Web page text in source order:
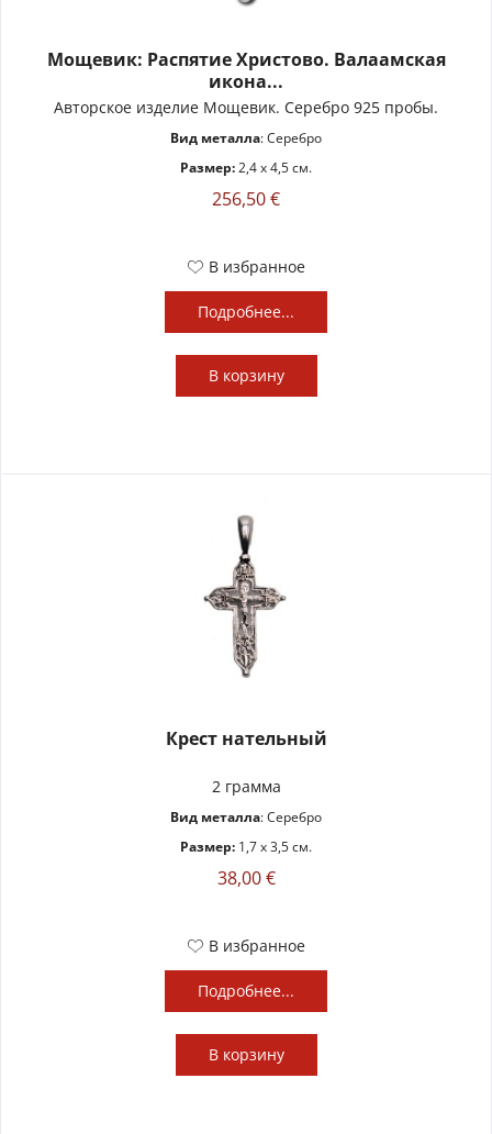
Мощевик: Распятие Христово. Валаамская
икона...
Авторское изделие Мощевик. Серебро 925 пробы.
Вид металла: Серебро
Размер:2,4 x 4,5 см.
256,50 €
В избранное
Подробнее...
В корзину
Крест нательный
2 грамма
Вид металла: Серебро
Размер: 1,7 x 3,5 см.
38,00 €
В избранное
Подробнее...
В корзину